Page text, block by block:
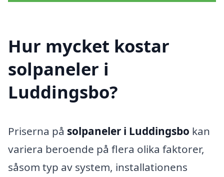
Hur mycket kostar
solpaneler i
Luddingsbo?
Priserna på solpaneler i Luddingsbo kan
variera beroende på flera olika faktorer,
såsom typ av system, installationens